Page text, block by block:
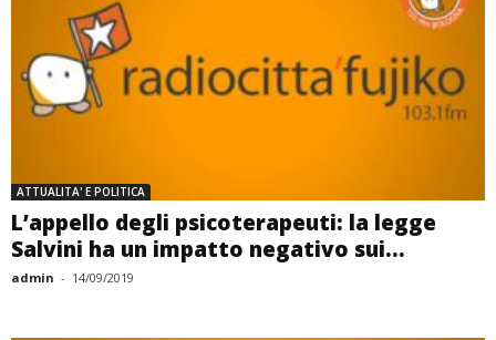
ATTUALITA' E POLITICA
L’appello degli psicoterapeuti: la legge
Salvini ha un impatto negativo sui...
admin - 14/09/2019